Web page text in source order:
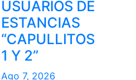
USUARIOS DE
ESTANCIAS
“CAPULLITOS
1 Y 2”
Ago 7, 2026